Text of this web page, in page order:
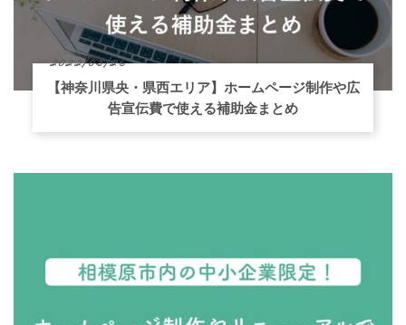
2022/05/26
【神奈川県央・県西エリア】ホームページ制作や広
告宣伝費で使える補助金まとめ